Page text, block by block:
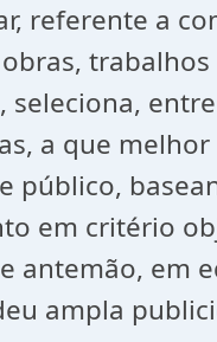
referente a
trabalhos
seleciona,
a que
público,
em critério
antemão, em
ampla